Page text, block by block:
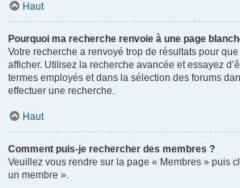
Haut
Pourquoi ma recherche renvoie à une page
Votre recherche a renvoyé trop de résultats pour
afficher. Utilisez la recherche avancée et essayez
termes employés et dans la sélection des forums
effectuer une recherche.
Haut
Comment puis-je rechercher des membres ?
Veuillez vous rendre sur la page « Membres » puis
un membre ».